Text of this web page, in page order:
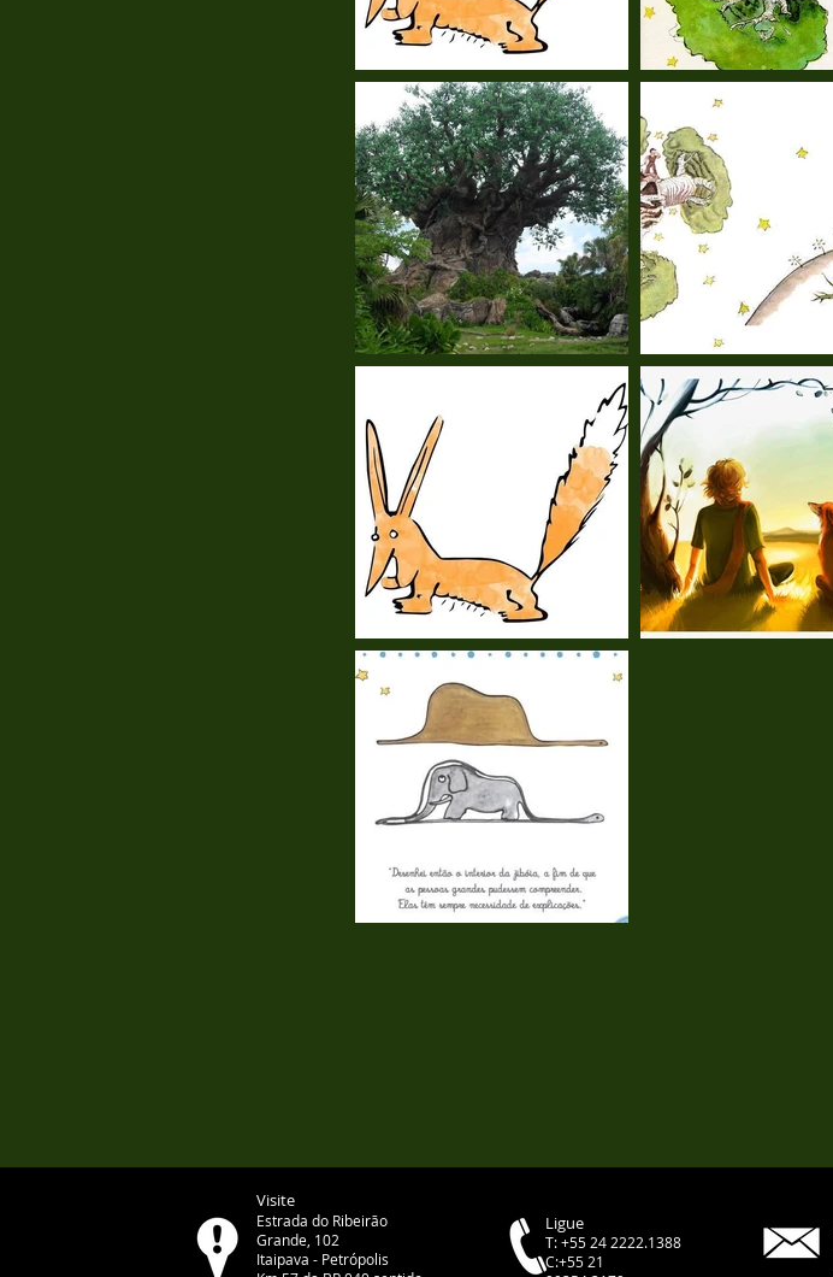
Visite
Estrada do Ribeirão
Grande, 102
Itaipava - Petrópolis
Ligue
T: +55 24 2222.1388
C:+55 21